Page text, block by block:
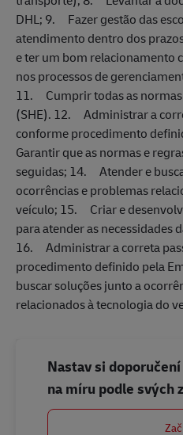
DHL; 9. Fazer gestão das
atendimento dentro dos
e ter um bom relacionamento
nos processos de
11. Cumprir todas as normas
(SHE). 12. Administrar a
conforme procedimento
Garantir que as normas e
seguidas; 14. Atender e
ocorrências e problemas
veículo; 15. Criar e
para atender as necessidades
16. Administrar a correta
procedimento definido pela
buscar soluções junto a
relacionados à tecnologia do
Nastav si
na míru podle svých